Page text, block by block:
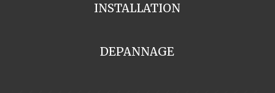
INSTALLATION
DEPANNAGE